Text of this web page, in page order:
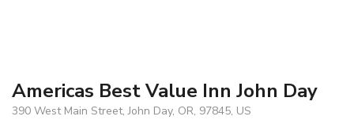
Americas Best Value Inn John Day
390 West Main Street, John Day, OR, 97845, US